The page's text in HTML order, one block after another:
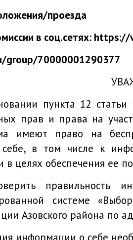
проезда
в соц.сетях: https://
group/70000001290377
пункта 12 статьи
прав и права на
имеют право на
в том числе к
целях обеспечения ее
правильность
системе
Азовского района по
информации о себе